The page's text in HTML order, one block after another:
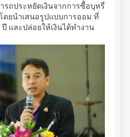
รถประหยัดเงินจากการซื้อบุหรี่
ดยนำเสนอรูปแบบการออม ที่
ปี และปล่อยให้เงินได้ทำงาน